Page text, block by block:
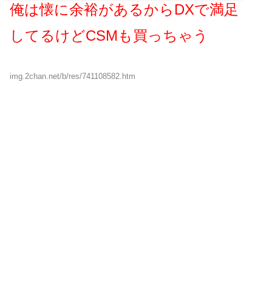
俺は懐に余裕があるからDXで満足
してるけどCSMも買っちゃう
img.2chan.net/b/res/741108582.htm